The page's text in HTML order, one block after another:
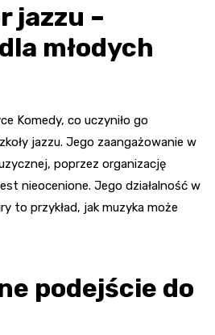
jazzu –
młodych
Komedy, co uczyniło go
jazzu. Jego zaangażowanie w
poprzez organizację
nieocenione. Jego działalność w
to przykład, jak muzyka może
podejście do